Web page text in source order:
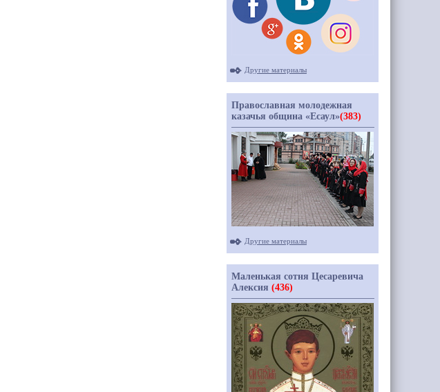
Другие материалы
Православная молодежная
казачья община «Есаул»(383)
Другие материалы
Маленькая сотня Цесаревича
Алексия (436)